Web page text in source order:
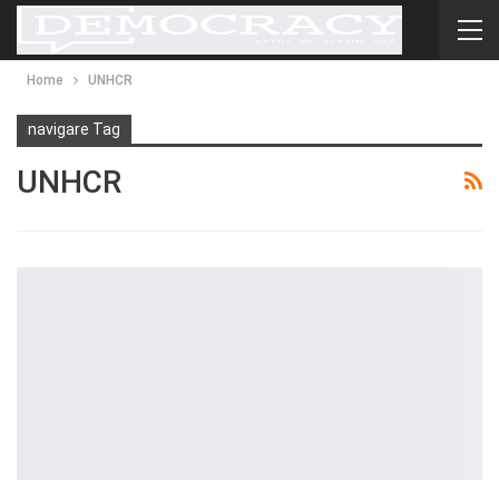
Home UNHCR
navigare Tag
UNHCR